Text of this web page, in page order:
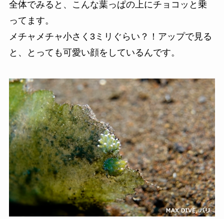
全体でみると、こんな葉っぱの上にチョコッと乗
ってます。
メチャメチャ小さく3ミリぐらい？！アップで見る
と、とっても可愛い顔をしているんです。